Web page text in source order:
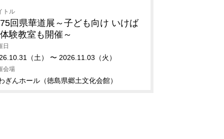
トル
回県華道展～子ども向け いけば
験教室も開催～
日
（土） 〜 2026.11.03（火）
会場
ぎんホール（徳島県郷土文化会館）